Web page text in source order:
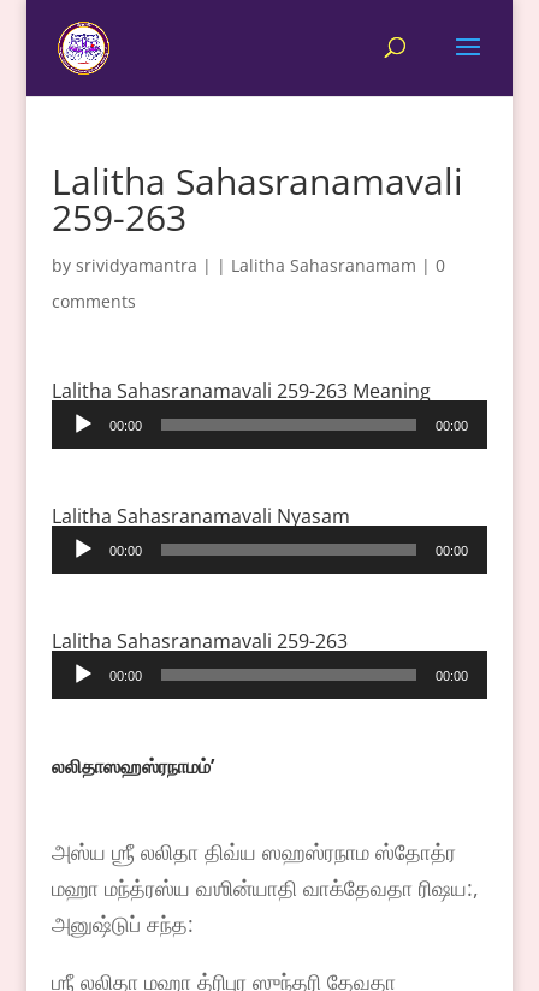
Lalitha Sahasranamavali
259-263
by srividyamantra | | Lalitha Sahasranamam | 0
comments
Lalitha Sahasranamavali 259-263 Meaning
Audio
Player
00:00 00:00
Lalitha Sahasranamavali Nyasam
Audio
Player
00:00 00:00
Lalitha Sahasranamavali 259-263
Audio
Player
00:00 00:00
லலிதாஸஹஸ்ரநாமம்ʼ
அஸ்ய ஶ்ரீ லலிதா திவ்ய ஸஹஸ்ரநாம ஸ்தோத்ர
மஹா மந்த்ரஸ்ய வஶின்யாதி வாக்தேவதா ரிஷய:,
அனுஷ்டுப் சந்த:
ஶ்ரீ லலிதா மஹா த்ரிபுர ஸுந்தரி தேவதா